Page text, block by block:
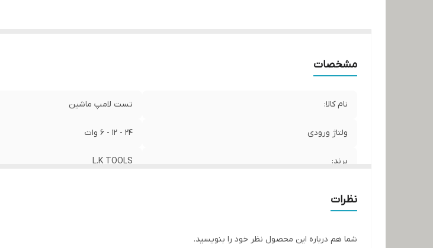
مشخصات
نام کالا: تست لامپ ماشین
ولتاژ ورودی 24 - 12 - 6 وات
برند: L.K TOOLS
نظرات
شما هم درباره این محصول نظر خود را بنویسید.